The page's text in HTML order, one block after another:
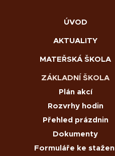
ÚVOD
AKTUALITY
MATEŘSKÁ ŠKOLA
ZÁKLADNÍ ŠKOLA
Plán akcí
Rozvrhy hodin
Přehled prázdnin
Dokumenty
Formuláře ke